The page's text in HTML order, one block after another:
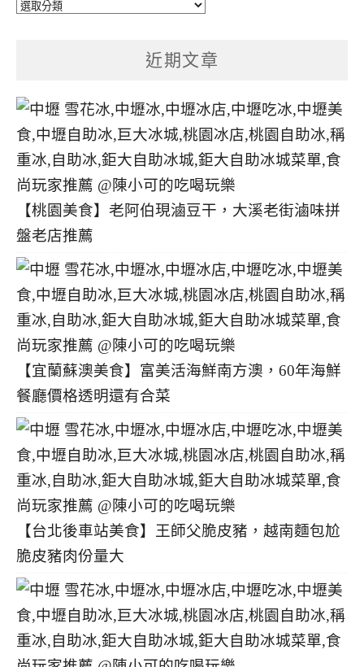
文
近期文章
【桃園美食】老阿伯現滷豆干，大溪老街滷味拼
盤老店推薦
【宜蘭蘇澳美食】富美活海鮮南方澳，60年海鮮
餐廳價格透明還有合菜
【台北後車站美食】王師父脆皮豬，越南麵包尬
脆皮豬肉份量大